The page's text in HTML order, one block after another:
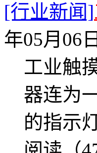
[行业新闻]
年05月06
工业触
器连为
的指示